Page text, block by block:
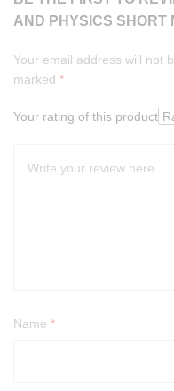
AND PHYSICS SHORT
Your email address will not
marked *
Your rating of this product
Name *